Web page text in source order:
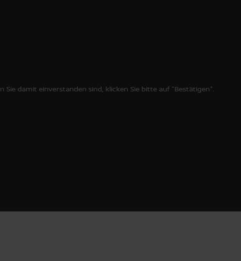
damit einverstanden sind, klicken Sie bitte auf "Bestätigen".